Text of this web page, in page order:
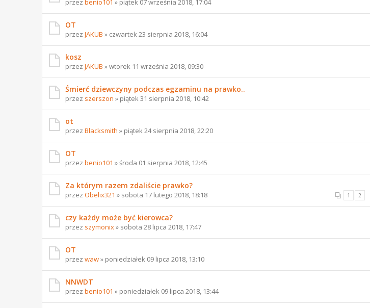
OT
przez JAKUB » czwartek 23 sierpnia 2018, 16:04
kosz
przez JAKUB » wtorek 11 września 2018, 09:30
Śmierć dziewczyny podczas egzaminu na prawko..
przez szerszon » piątek 31 sierpnia 2018, 10:42
ot
przez Blacksmith » piątek 24 sierpnia 2018, 22:20
OT
przez benio101 » środa 01 sierpnia 2018, 12:45
Za którym razem zdaliście prawko?
1 2
przez Obelix321 » sobota 17 lutego 2018, 18:18
czy każdy może być kierowca?
przez szymonix» sobota 28 lipca 2018, 17:47
OT
przez waw» poniedziałek 09 lipca 2018, 13:10
NNWDT
przez benio101 » poniedziałek 09 lipca 2018, 13:44